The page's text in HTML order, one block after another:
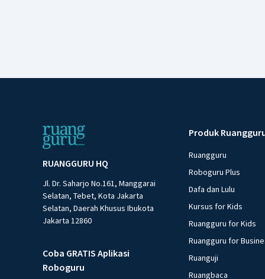
RUANGGURU HQ
Jl. Dr. Saharjo No.161, Manggarai
Selatan, Tebet, Kota Jakarta
Selatan, Daerah Khusus Ibukota
Jakarta 12860
Coba GRATIS Aplikasi
Roboguru
Produk
Ruangguru
Roboguru Plus
Dafa dan Lulu
Kursus for Kids
Ruangguru for Kids
Ruangguru for
Ruanguji
Ruangbaca